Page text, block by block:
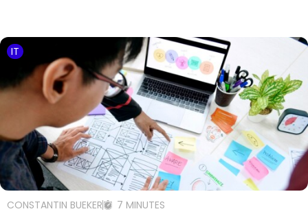
IT
CONSTANTIN BUEKER 7 MINUTES